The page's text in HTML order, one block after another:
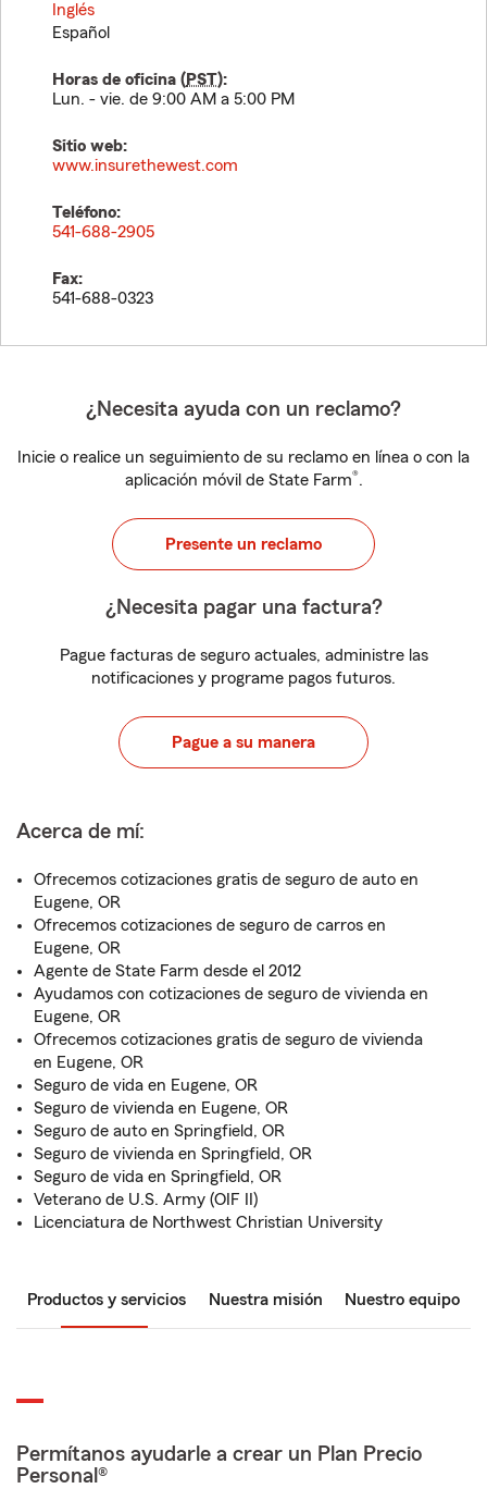
Inglés
Español
Horas de oficina (PST):
Lun. - vie. de 9:00 AM a 5:00 PM
Sitio web:
www.insurethewest.com
Teléfono:
541-688-2905
Fax:
541-688-0323
¿Necesita ayuda con un reclamo?
Inicie o realice un seguimiento de su reclamo en línea o con la
aplicación móvil de State Farm®.
Presente un reclamo
¿Necesita pagar una factura?
Pague facturas de seguro actuales, administre las
notificaciones y programe pagos futuros.
Pague a su manera
Acerca de mí:
Ofrecemos cotizaciones gratis de seguro de auto en
Eugene, OR
Ofrecemos cotizaciones de seguro de carros en
Eugene, OR
Agente de State Farm desde el 2012
Ayudamos con cotizaciones de seguro de vivienda en
Eugene, OR
Ofrecemos cotizaciones gratis de seguro de vivienda
en Eugene, OR
Seguro de vida en Eugene, OR
Seguro de vivienda en Eugene, OR
Seguro de auto en Springfield, OR
Seguro de vivienda en Springfield, OR
Seguro de vida en Springfield, OR
Veterano de U.S. Army (OIF II)
Licenciatura de Northwest Christian University
Productos y servicios Nuestra misión Nuestro equipo
Permítanos ayudarle a crear un Plan Precio
Personal®